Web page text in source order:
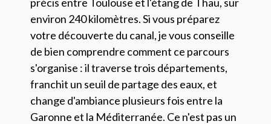
environ 240 kilomètres. Si vous préparez
votre découverte du canal, je vous conseille
de bien comprendre comment ce parcours
s'organise : il traverse trois départements,
franchit un seuil de partage des eaux, et
change d'ambiance plusieurs fois entre la
Garonne et la Méditerranée. Ce n'est pas un